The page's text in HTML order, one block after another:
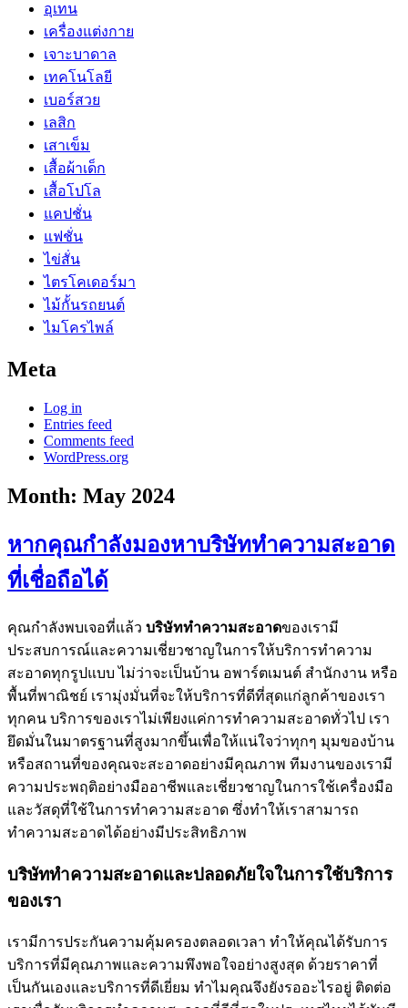
อุเทน
เครื่องแต่งกาย
เจาะบาดาล
เทคโนโลยี
เบอร์สวย
เลสิก
เสาเข็ม
เสื้อผ้าเด็ก
เสื้อโปโล
แคปชั่น
แฟชั่น
ไข่สั่น
ไตรโคเดอร์มา
ไม้กั้นรถยนต์
ไมโครไพล์
Meta
Log in
Entries feed
Comments feed
WordPress.org
Month: May 2024
หากคุณกำลังมองหาบริษัททำความสะอาด
ที่เชื่อถือได้
คุณกำลังพบเจอที่แล้ว บริษัททำความสะอาดของเรามี
ประสบการณ์และความเชี่ยวชาญในการให้บริการทำความ
สะอาดทุกรูปแบบ ไม่ว่าจะเป็นบ้าน อพาร์ตเมนต์ สำนักงาน หรือ
พื้นที่พาณิชย์ เรามุ่งมั่นที่จะให้บริการที่ดีที่สุดแก่ลูกค้าของเรา
ทุกคน บริการของเราไม่เพียงแค่การทำความสะอาดทั่วไป เรา
ยึดมั่นในมาตรฐานที่สูงมากขึ้นเพื่อให้แน่ใจว่าทุกๆ มุมของบ้าน
หรือสถานที่ของคุณจะสะอาดอย่างมีคุณภาพ ทีมงานของเรามี
ความประพฤติอย่างมืออาชีพและเชี่ยวชาญในการใช้เครื่องมือ
และวัสดุที่ใช้ในการทำความสะอาด ซึ่งทำให้เราสามารถ
ทำความสะอาดได้อย่างมีประสิทธิภาพ
บริษัททำความสะอาดและปลอดภัยใจในการใช้บริการ
ของเรา
เรามีการประกันความคุ้มครองตลอดเวลา ทำให้คุณได้รับการ
บริการที่มีคุณภาพและความพึงพอใจอย่างสูงสุด ด้วยราคาที่
เป็นกันเองและบริการที่ดีเยี่ยม ทำไมคุณจึงยังรออะไรอยู่ ติดต่อ